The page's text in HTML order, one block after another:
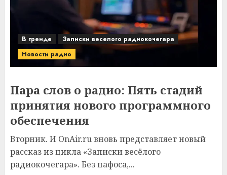
В тренде
Записки веселого радиокочегара
Новости радио
Пара слов о радио: Пять стадий
принятия нового программного
обеспечения
Вторник. И OnAir.ru вновь представляет новый
рассказ из цикла «Записки весёлого
радиокочегара». Без пафоса,...